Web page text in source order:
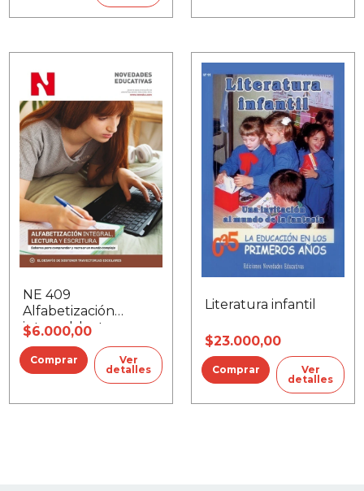
NE 409
Alfabetización
integral, lectura y
escritura
$6.000,00
Ver
detalles
Literatura infantil
$23.000,00
Ver
detalles